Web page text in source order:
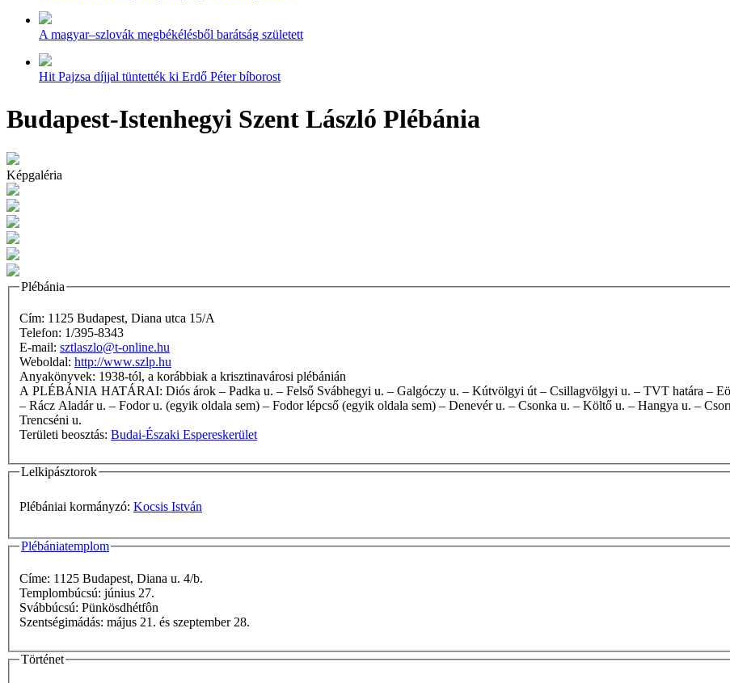
A magyar–szlovák megbékélésből barátság született
Hit Pajzsa díjjal tüntették ki Erdő Péter bíborost
Budapest-Istenhegyi Szent László Plébánia
Képgaléria
Plébánia
Cím: 1125 Budapest, Diana utca 15/A
Telefon: 1/395-8343
E-mail: sztlaszlo@t-online.hu
Weboldal: http://www.szlp.hu
Anyakönyvek: 1938-tól, a korábbiak a krisztinavárosi plébánián
A PLÉBÁNIA HATÁRAI: Diós árok – Padka u. – Felső Svábhegyi u. – Galgóczy u. – Kútvölgyi út – Csillagvölgyi u. – TVT határa – Eötvös út – Hegyhát út – Csíz u. – Hegyhát út – János Zsigmond u.
– Rácz Aladár u. – Fodor u. (egyik oldala sem) – Fodor lépcső (egyik oldala sem) – Denevér u. – Csonka u. – Költő u. – Hangya u. –
Trencséni u.
Területi beosztás: Budai-Északi Espereskerület
Lelkipásztorok
Plébániai kormányzó: Kocsis István
Plébániatemplom
Címe: 1125 Budapest, Diana u. 4/b.
Templombúcsú: június 27.
Svábbúcsú: Pünkösdhétfôn
Szentségimádás: május 21. és szeptember 28.
Történet